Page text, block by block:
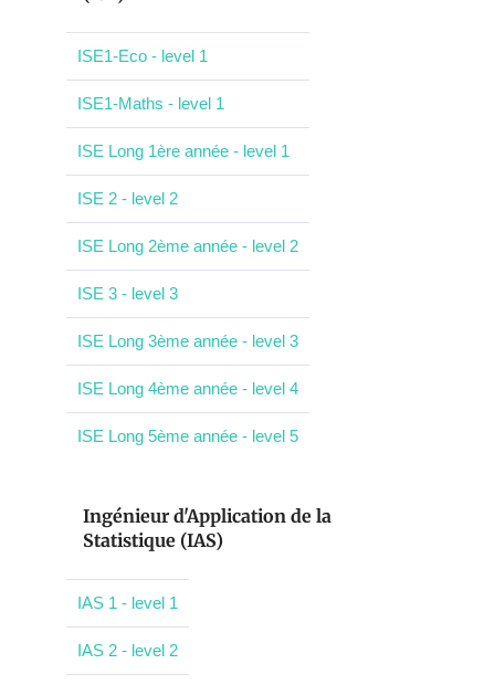
ISE1-Eco - level 1
ISE1-Maths - level 1
ISE Long 1ère année - level 1
ISE 2 - level 2
ISE Long 2ème année - level 2
ISE 3 - level 3
ISE Long 3ème année - level 3
ISE Long 4ème année - level 4
ISE Long 5ème année - level 5
Ingénieur d'Application de la
Statistique (IAS)
IAS 1 - level 1
IAS 2 - level 2